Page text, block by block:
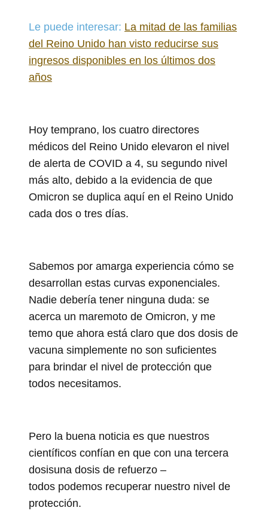
Le puede interesar: La mitad de las familias
del Reino Unido han visto reducirse sus
ingresos disponibles en los últimos dos
años
Hoy temprano, los cuatro directores
médicos del Reino Unido elevaron el nivel
de alerta de COVID a 4, su segundo nivel
más alto, debido a la evidencia de que
Omicron se duplica aquí en el Reino Unido
cada dos o tres días.
Sabemos por amarga experiencia cómo se
desarrollan estas curvas exponenciales.
Nadie debería tener ninguna duda: se
acerca un maremoto de Omicron, y me
temo que ahora está claro que dos dosis de
vacuna simplemente no son suficientes
para brindar el nivel de protección que
todos necesitamos.
Pero la buena noticia es que nuestros
científicos confían en que con una tercera
dosisuna dosis de refuerzo –
todos podemos recuperar nuestro nivel de
protección.